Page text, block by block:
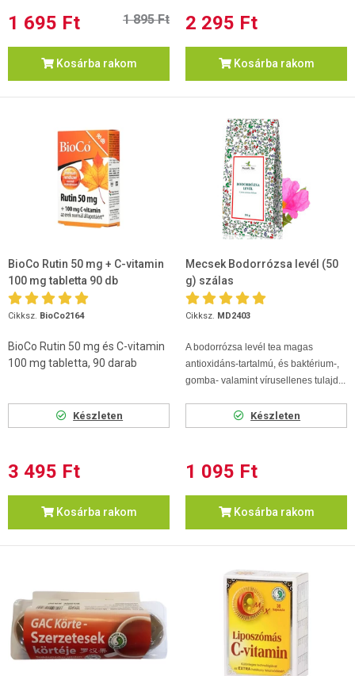
1 695 Ft 1 895 Ft
Kosárba rakom
2 295 Ft
Kosárba rakom
BioCo Rutin 50 mg + C-vitamin
100 mg tabletta 90 db
Cikksz. BioCo2164
BioCo Rutin 50 mg és C-vitamin
100 mg tabletta, 90 darab
Készleten
3 495 Ft
Kosárba rakom
Mecsek Bodorrózsa levél (50
g) szálas
Cikksz. MD2403
A bodorrózsa levél tea magas
antioxidáns-tartalmú, és baktérium-,
gomba- valamint vírusellenes tulajd...
Készleten
1 095 Ft
Kosárba rakom